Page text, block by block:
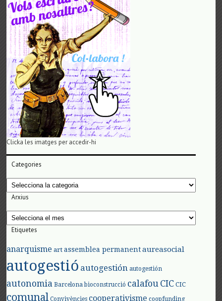
Clicka les imatges per accedir-hi
Categories
Categories
Arxius
Arxius
Etiquetes
anarquisme art assemblea permanent aureasocial
autogestió autogestión autogestión
autonomia Barcelona bioconstrucció calafouCIC CIC
comunal Convivències cooperativisme coopfunding